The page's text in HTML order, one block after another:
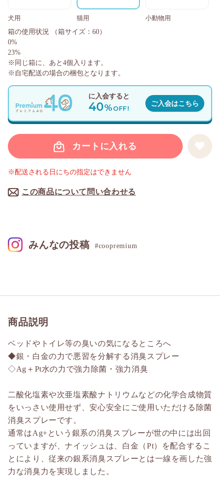
犬用 猫用 小動物用
カートに入れる
この商品について問い合わせる
※配送される日にちの指定はできません
に入会すると
40%OFF!
ご入会はこちら
箱の使用状況
（箱サイズ：60）
0%
23%
※同じ箱に、あと 4個入ります。
※自宅配送の場合の梱包となります。
商品説明
ベッドやトイレ等の臭いの気になるところへ
◆銀・白金の力で悪習を分解する消臭スプレー
◇Ag＋Pt水の力で強力除菌・強力消臭
二酸化塩素や次亜塩素酸ナトリウムなどの化学合成物質
をいっさい使用せず、安心安全にご使用いただける除菌
消臭スプレーです。
通常はAg+という銀系の消臭スプレーが世の中には出回
っていますが、ナイッシュは、白金（Pt）を配合するこ
とにより、従来の銀系消臭スプレーとは一線を画した強
力な消臭力を実現しました。
みんなの投稿 #coopremium